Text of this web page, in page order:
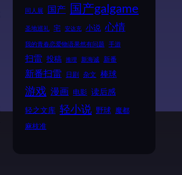
同人展 国产 国产galgame
圣地巡礼 宅 安达充 小说 心情
我的青春恋爱物语果然有问题 手游
扫雷 投稿 推理 新海诚 新番
新番扫雷 日剧 杂文 棒球
游戏 漫画 电影 读后感
轻之文库 轻小说 野球 魔都
麻枝准